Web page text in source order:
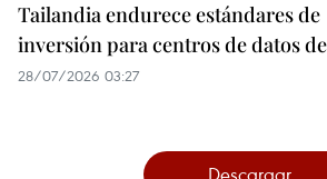
Tailandia endurece estándares de
inversión para centros de datos
28/07/2026 03:27